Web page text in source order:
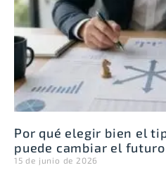
Por qué elegir bien el
puede cambiar el
15 de junio de 2026